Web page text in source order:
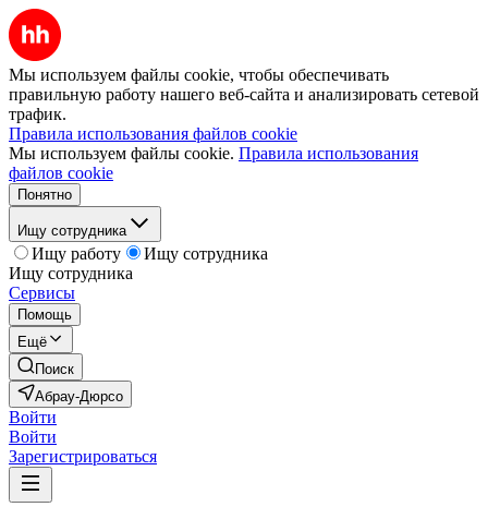
Мы используем файлы cookie, чтобы обеспечивать
правильную работу нашего веб-сайта и анализировать сетевой
трафик.
Правила использования файлов cookie
Мы используем файлы cookie. Правила использования
файлов cookie
Понятно
Ищу сотрудника
Ищу работу
Ищу сотрудника
Ищу сотрудника
Сервисы
Помощь
Ещё
Поиск
Абрау-Дюрсо
Войти
Войти
Зарегистрироваться